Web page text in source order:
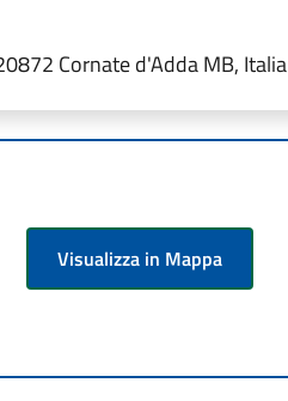
Cornate d'Adda MB, Italia
Visualizza in Mappa